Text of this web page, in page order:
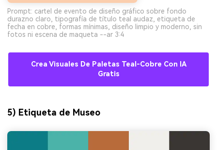
Prompt: cartel de evento de diseño gráfico sobre fondo
durazno claro, tipografía de título teal audaz, etiqueta de
fecha en cobre, formas mínimas, diseño limpio y moderno, sin
fotos ni escena de maqueta --ar 3:4
Crea Visuales De Paletas Teal-Cobre Con IA
Gratis
5) Etiqueta de Museo